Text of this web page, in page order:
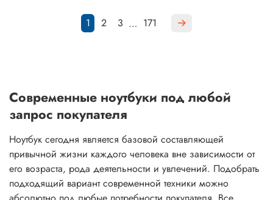
1 2 3 … 171
Современные ноутбуки под любой
запрос покупателя
Ноутбук сегодня является базовой составляющей
привычной жизни каждого человека вне зависимости от
его возраста, рода деятельности и увлечений. Подобрать
подходящий вариант современной техники можно